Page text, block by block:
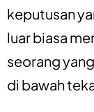
keputusan
luar biasa
seorang
di bawah